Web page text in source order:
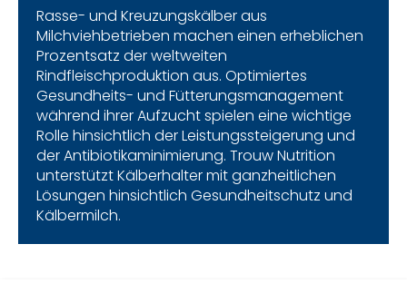
Rasse- und Kreuzungskälber aus
Milchviehbetrieben machen einen erheblichen
Prozentsatz der weltweiten
Rindfleischproduktion aus. Optimiertes
Gesundheits- und Fütterungsmanagement
während ihrer Aufzucht spielen eine wichtige
Rolle hinsichtlich der Leistungssteigerung und
der Antibiotikaminimierung. Trouw Nutrition
unterstützt Kälberhalter mit ganzheitlichen
Lösungen hinsichtlich Gesundheitschutz und
Kälbermilch.